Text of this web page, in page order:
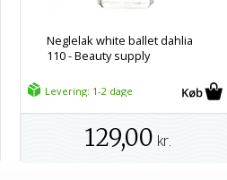
Neglelak white ballet dahlia
110 - Beauty supply
Levering: 1-2 dage
129,00 kr.